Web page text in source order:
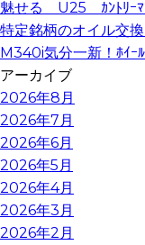
魅せる U25 ｶﾝﾄﾘｰﾏ
特定銘柄のオイル交
M340i気分一新！ﾎｲｰ
アーカイブ
2026年8月
2026年7月
2026年6月
2026年5月
2026年4月
2026年3月
2026年2月